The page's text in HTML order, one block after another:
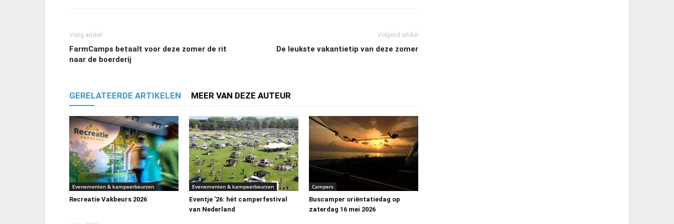
Vorig artikel
FarmCamps betaalt voor deze zomer de rit
naar de boerderij
Volgend artikel
De leukste vakantietip van deze zomer
GERELATEERDE ARTIKELEN MEER VAN DEZE AUTEUR
Evenementen & kampeerbeurzen
Recreatie Vakbeurs 2026
Evenementen & kampeerbeurzen
Eventje ’26: hét camperfestival
van Nederland
Campers
Buscamper oriëntatiedag op
zaterdag 16 mei 2026